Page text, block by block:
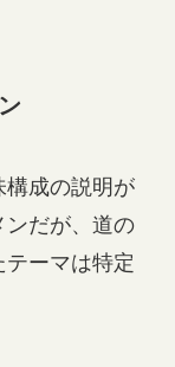
構成の説明が
ンだが、道の
ーマは特定